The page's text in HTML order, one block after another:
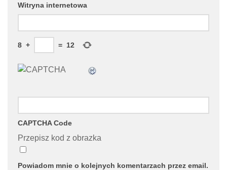
Witryna internetowa
8 + = 12
CAPTCHA Code
Przepisz kod z obrazka
Powiadom mnie o kolejnych komentarzach przez email.